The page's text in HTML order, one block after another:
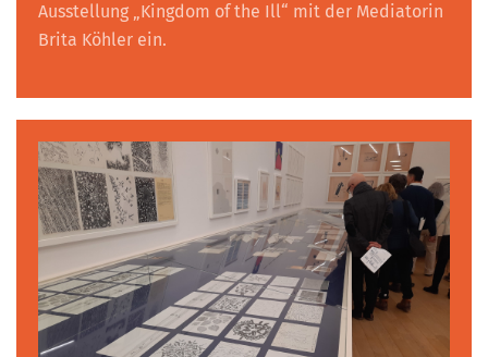
Ausstellung „Kingdom of the Ill“ mit der Mediatorin
Brita Köhler ein.